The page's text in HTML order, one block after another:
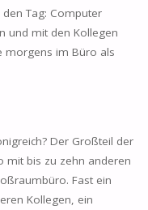
Tag: Computer
und mit den Kollegen
morgens im Büro als
Der Großteil der
mit bis zu zehn anderen
Fast ein
Kollegen, ein